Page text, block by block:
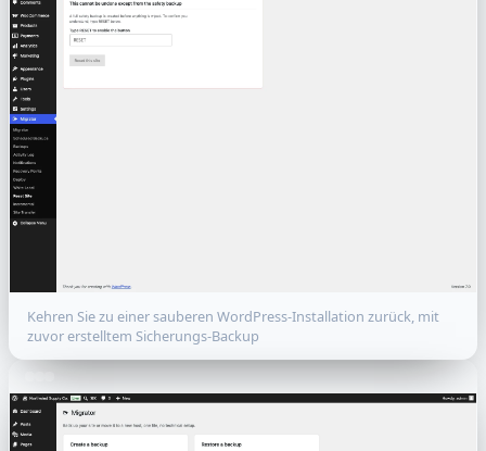
Kehren Sie zu einer sauberen WordPress-Installation zurück, mit
zuvor erstelltem Sicherungs-Backup